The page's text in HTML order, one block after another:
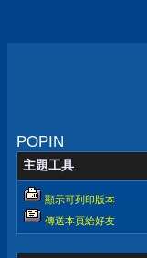
POPIN
主題工具
顯示可列印版本
傳送本頁給好友